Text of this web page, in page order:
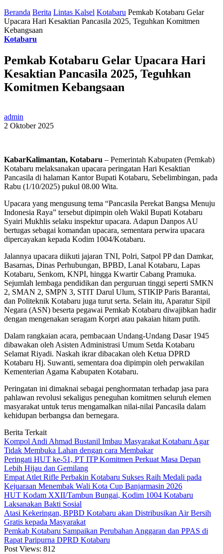
Beranda Berita Lintas Kalsel Kotabaru Pemkab Kotabaru Gelar
Upacara Hari Kesaktian Pancasila 2025, Teguhkan Komitmen
Kebangsaan
Kotabaru
Pemkab Kotabaru Gelar Upacara Hari
Kesaktian Pancasila 2025, Teguhkan
Komitmen Kebangsaan
admin
2 Oktober 2025
KabarKalimantan, Kotabaru – Pemerintah Kabupaten (Pemkab)
Kotabaru melaksanakan upacara peringatan Hari Kesaktian
Pancasila di halaman Kantor Bupati Kotabaru, Sebelimbingan, pada
Rabu (1/10/2025) pukul 08.00 Wita.
Upacara yang mengusung tema “Pancasila Perekat Bangsa Menuju
Indonesia Raya” tersebut dipimpin oleh Wakil Bupati Kotabaru
Syairi Mukhlis selaku inspektur upacara. Adapun Danpos AU
bertugas sebagai komandan upacara, sementara perwira upacara
dipercayakan kepada Kodim 1004/Kotabaru.
Jalannya upacara diikuti jajaran TNI, Polri, Satpol PP dan Damkar,
Basarnas, Dinas Perhubungan, BPBD, Lanal Kotabaru, Lapas
Kotabaru, Senkom, KNPI, hingga Kwartir Cabang Pramuka.
Sejumlah lembaga pendidikan dan perguruan tinggi seperti SMKN
2, SMAN 2, SMPN 3, STIT Darul Ulum, STIKIP Paris Barantai,
dan Politeknik Kotabaru juga turut serta. Selain itu, Aparatur Sipil
Negara (ASN) beserta pegawai Pemkab Kotabaru diwajibkan hadir
dengan mengenakan seragam Korpri atau pakaian hitam putih.
Dalam rangkaian acara, pembacaan Undang-Undang Dasar 1945
dibawakan oleh Asisten Administrasi Umum Setda Kotabaru
Selamat Riyadi. Naskah ikrar dibacakan oleh Ketua DPRD
Kotabaru Hj. Suwanti, sementara doa dipimpin oleh perwakilan
Kementerian Agama Kabupaten Kotabaru.
Peringatan ini dimaknai sebagai penghormatan terhadap jasa para
pahlawan revolusi sekaligus peneguhan komitmen seluruh elemen
masyarakat untuk terus mengamalkan nilai-nilai Pancasila dalam
kehidupan berbangsa dan bernegara.
Berita Terkait
Kompol Andi Ahmad Bustanil Imbau Masyarakat Kotabaru Agar
Tidak Membuka Lahan dengan cara Membakar
Peringati HUT ke-51, PT ITP Komitmen Perkuat Masa Depan
Lebih Hijau dan Gemilang
Empat Atlet Rifle Perbakin Kotabaru Sukses Raih Medali pada
Kejuaraan Menembak Wali Kota Cup Banjarmasin 2026
HUT Kodam XXII/Tambun Bungai, Kodim 1004 Kotabaru
Laksanakan Bakti Sosial
Atasi Kekeringan, BPBD Kotabaru akan Distribusikan Air Bersih
Gratis kepada Masyarakat
Pemkab Kotabaru Sampaikan Perubahan Anggaran dan PPAS di
Rapat Paripurna DPRD Kotabaru
Post Views: 812